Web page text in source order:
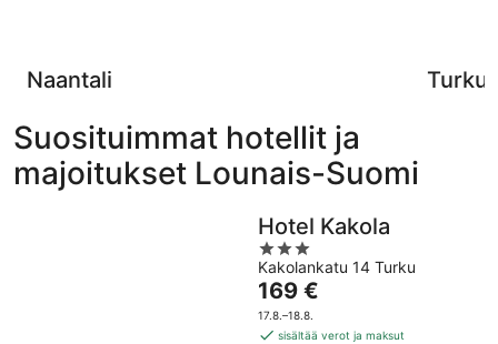
Naantali Turku
Suosituimmat hotellit ja
majoitukset Lounais-Suomi
Hotel Kakola
3
out
of
5
Kakolankatu 14 Turku
Hinta
on
169 €
169 €
17.8.–18.8.
sisältää verot ja maksut